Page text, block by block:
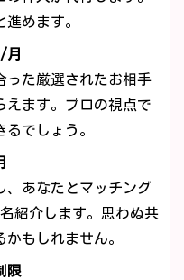
めます。
月
った厳選されたお相手
えます。プロの視点で
でしょう。
、あなたとマッチング
紹介します。思わぬ共
もしれません。
限